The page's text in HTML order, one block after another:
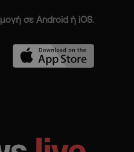
σε Android ή iOS.